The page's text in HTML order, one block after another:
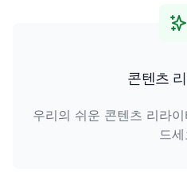
콘텐츠
우리의 쉬운 콘텐츠 리라
드